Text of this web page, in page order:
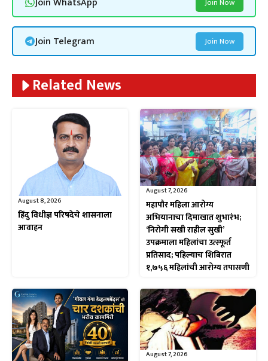
Join Telegram Join Now
Related News
August 8, 2026
हिंदु विधीज्ञ परिषदेचे शासनाला
आवाहन
August 7, 2026
महापौर महिला आरोग्य
अभियानाचा दिमाखात शुभारंभ;
‘निरोगी सखी राहील सुखी’
उपक्रमाला महिलांचा उत्स्फूर्त
प्रतिसाद; पहिल्याच शिबिरात
१,७५६ महिलांची आरोग्य तपासणी
August 7, 2026